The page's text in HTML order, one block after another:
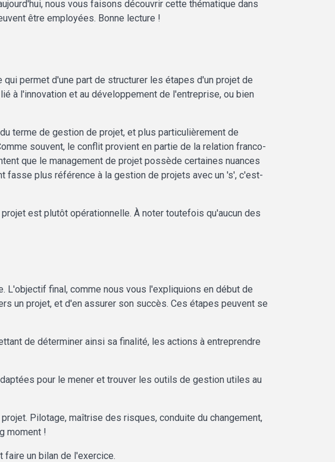
nous vous faisons découvrir cette thématique dans
être employées. Bonne lecture !
qui permet d'une part de structurer les étapes d'un projet de
à l'innovation et au développement de l'entreprise, ou bien
terme de gestion de projet, et plus particulièrement de
souvent, le conflit provient en partie de la relation franco-
que le management de projet possède certaines nuances
plus référence à la gestion de projets avec un 's', c'est-
est plutôt opérationnelle. À noter toutefois qu'aucun des
L'objectif final, comme nous vous l'expliquions en début de
un projet, et d'en assurer son succès. Ces étapes peuvent se
de déterminer ainsi sa finalité, les actions à entreprendre
pour le mener et trouver les outils de gestion utiles au
Pilotage, maîtrise des risques, conduite du changement,
moment !
un bilan de l'exercice.